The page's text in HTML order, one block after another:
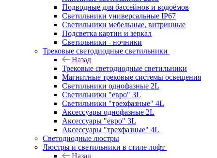
Подводные для бассейнов и водоёмов
Светильники универсальные IP67
Светильники мебельные, витринные
Подсветка картин и зеркал
Светильники - ночники
Трековые светодиодные светильники
Назад
Трековые светодиодные светильники
Магнитные трековые системы освещения
Светильники однофазные 2L
Светильники "евро" 3L
Светильники "трехфазные" 4L
Аксессуары однофазные 2L
Аксессуары "евро" 3L
Аксессуары "трехфазные" 4L
Светодиодные люстры
Люстры и светильники в стиле лофт
Назад